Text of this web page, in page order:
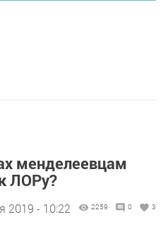
менделеевцам
ЛОРу?
2019 - 10:22 2259 0 3